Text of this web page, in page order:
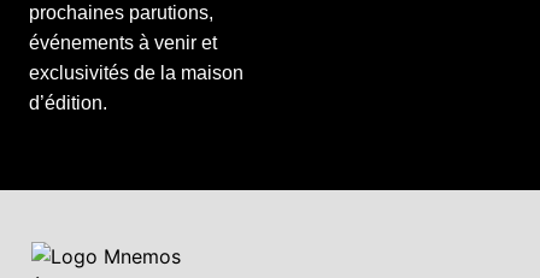
prochaines parutions,
événements à venir et
exclusivités de la maison
d’édition.